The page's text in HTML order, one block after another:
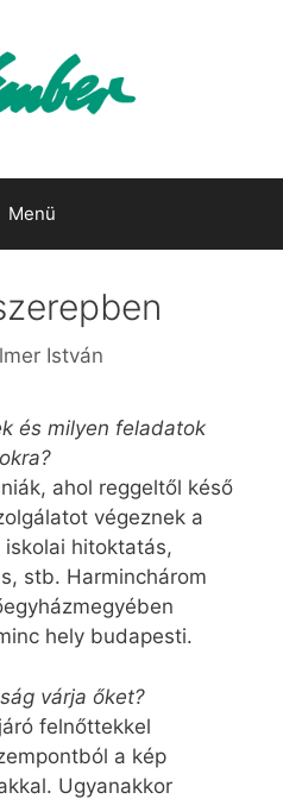
Menü
István
és milyen feladatok
ahol reggeltől késő
végeznek a
hitoktatás,
stb. Harminchárom
hely budapesti.
várja őket?
felnőttekkel
a kép
Ugyanakkor